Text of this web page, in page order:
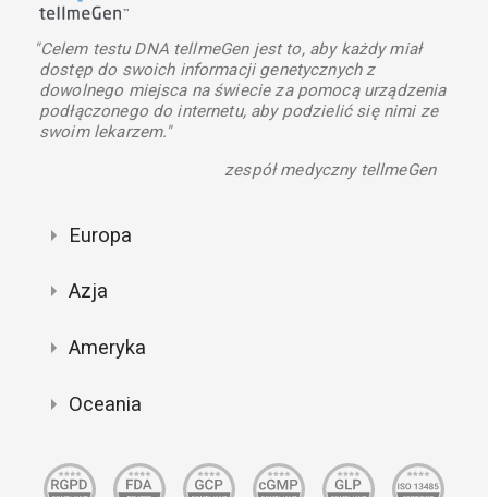
"Celem testu DNA tellmeGen jest to, aby każdy miał
dostęp do swoich informacji genetycznych z
dowolnego miejsca na świecie za pomocą urządzenia
podłączonego do internetu, aby podzielić się nimi ze
swoim lekarzem."
zespół medyczny tellmeGen
Europa
Azja
Ameryka
Oceania